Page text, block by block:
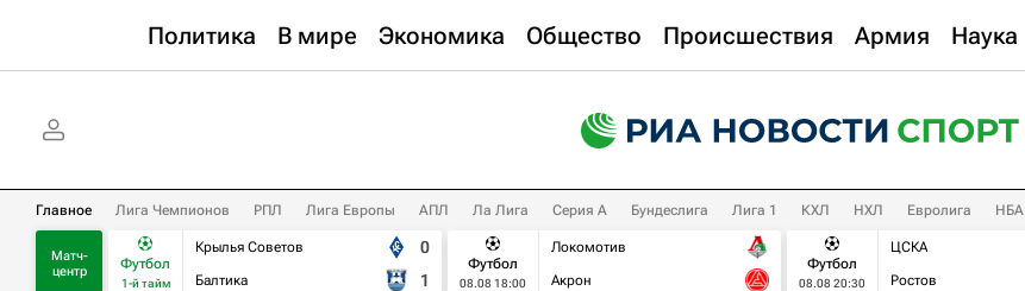
Политика В мире Экономика Общество Происшествия Армия Наука
Главное Лига Чемпионов РПЛ Лига Европы АПЛ Ла Лига Серия А Бундеслига Лига 1 КХЛ НХЛ Евролига НБА
Матч-
центр
Футбол
1-й тайм
Крылья Советов
Балтика
0
1
Футбол
08.08 18:00
Локомотив
Акрон
Футбол
08.08 20:30
ЦСКА
Ростов